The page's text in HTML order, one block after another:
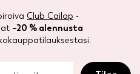
Club Cailap -
–20 % alennusta